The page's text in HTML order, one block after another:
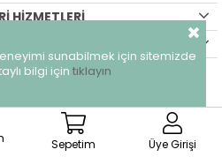
HİZMETLERİ
Tüm hakları saklıdır.
Sepetim Üye Girişi
sunabilmek için sitemizde
bilgi için tıklayın